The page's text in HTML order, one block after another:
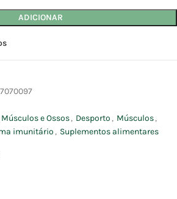
ADICIONAR
e Ossos, Desporto , Músculos,
imunitário , Suplementos alimentares